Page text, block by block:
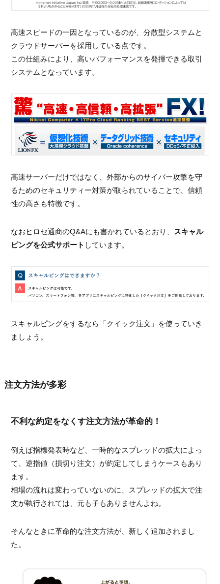
高速スピードの一因となっているのが、分散型システムと
クラウドサーバーを採用している点です。
この仕組みにより、高いパフォーマンスを発揮できる取引
システムとなっています。
高速サーバーだけではなく、外部からのサイバー攻撃を守
るためのセキュリティー対策が取られていることで、信頼
性の高さも特徴です。
なおヒロセ通商のQ&Aにも書かれているとおり、 スキャル
ピングを公式サポート しています。
スキャルピングをするなら「クイック注文」を使っていき
ましょう。
注文方法が多彩
不利な約定をなくす注文方法が革命的！
例えば指標発表時など、一時的なスプレッドの拡大によっ
て、逆指値（損切り注文）が約定してしまうケースもあり
ます。
相場の流れは変わっていないのに、スプレッドの拡大で注
文が執行されては、元も子もありませんよね。
そんなときに革命的な注文方法が、新しく追加されまし
た。